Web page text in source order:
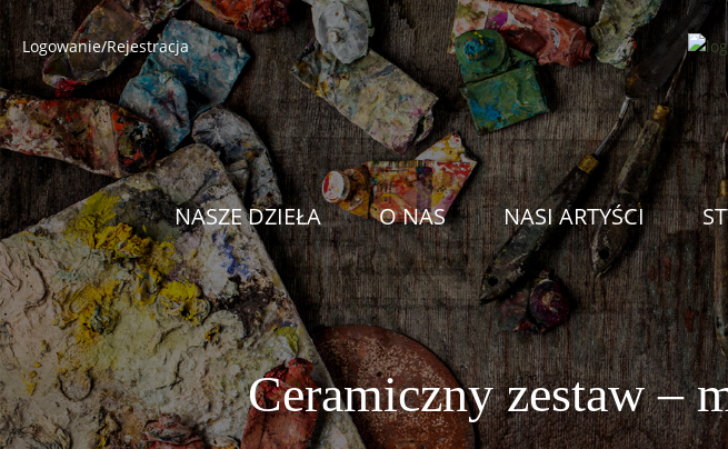
Logowanie/Rejestracja
NASZE DZIEŁA O NAS NASI ARTYŚCI
Ceramiczny zestaw –